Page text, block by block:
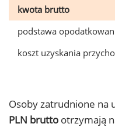
kwota brutto
podstawa
koszt uzyskania
Osoby zatrudnione na
PLN brutto otrzymają